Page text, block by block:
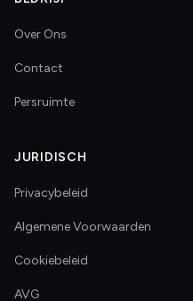
Over Ons
Contact
Persruimte
JURIDISCH
Privacybeleid
Algemene Voorwaarden
Cookiebeleid
AVG